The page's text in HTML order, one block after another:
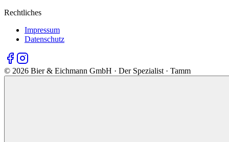
Rechtliches
Impressum
Datenschutz
© 2026 Bier & Eichmann GmbH · Der Spezialist · Tamm